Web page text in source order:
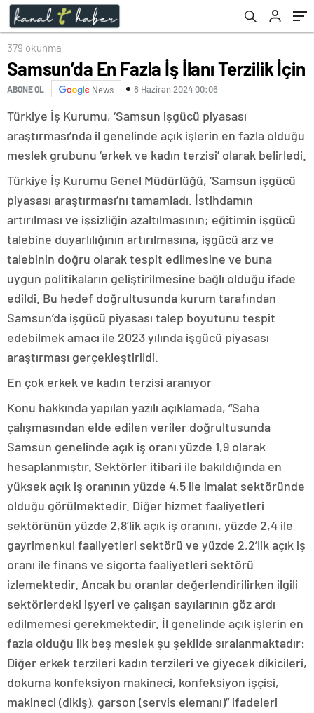
379 okunma
Samsun’da En Fazla İş İlanı Terzilik İçin
ABONE OL News 8 Haziran 2024 00:06
Türkiye İş Kurumu, ‘Samsun işgücü piyasası
araştırması’nda il genelinde açık işlerin en fazla olduğu
meslek grubunu ‘erkek ve kadın terzisi’ olarak belirledi.
Türkiye İş Kurumu Genel Müdürlüğü, ‘Samsun işgücü
piyasası araştırması’nı tamamladı. İstihdamın
artırılması ve işsizliğin azaltılmasının; eğitimin işgücü
talebine duyarlılığının artırılmasına, işgücü arz ve
talebinin doğru olarak tespit edilmesine ve buna
uygun politikaların geliştirilmesine bağlı olduğu ifade
edildi. Bu hedef doğrultusunda kurum tarafından
Samsun’da işgücü piyasası talep boyutunu tespit
edebilmek amacı ile 2023 yılında işgücü piyasası
araştırması gerçekleştirildi.
En çok erkek ve kadın terzisi aranıyor
Konu hakkında yapılan yazılı açıklamada, “Saha
çalışmasından elde edilen veriler doğrultusunda
Samsun genelinde açık iş oranı yüzde 1,9 olarak
hesaplanmıştır. Sektörler itibari ile bakıldığında en
yüksek açık iş oranının yüzde 4,5 ile imalat sektöründe
olduğu görülmektedir. Diğer hizmet faaliyetleri
sektörünün yüzde 2,8’lik açık iş oranını, yüzde 2,4 ile
gayrimenkul faaliyetleri sektörü ve yüzde 2,2’lik açık iş
oranı ile finans ve sigorta faaliyetleri sektörü
izlemektedir. Ancak bu oranlar değerlendirilirken ilgili
sektörlerdeki işyeri ve çalışan sayılarının göz ardı
edilmemesi gerekmektedir. İl genelinde açık işlerin en
fazla olduğu ilk beş meslek şu şekilde sıralanmaktadır:
Diğer erkek terzileri kadın terzileri ve giyecek dikicileri,
dokuma konfeksiyon makineci, konfeksiyon işçisi,
makineci (dikiş), garson (servis elemanı)” ifadeleri